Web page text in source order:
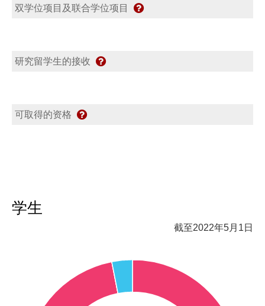
双学位项目及联合学位项目
研究留学生的接收
可取得的资格
学生
截至2022年5月1日